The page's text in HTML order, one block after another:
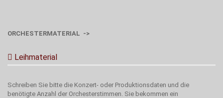
ORCHESTERMATERIAL ->
Leihmaterial
Schreiben Sie bitte die Konzert- oder Produktionsdaten und die
benötigte Anzahl der Orchesterstimmen. Sie bekommen ein